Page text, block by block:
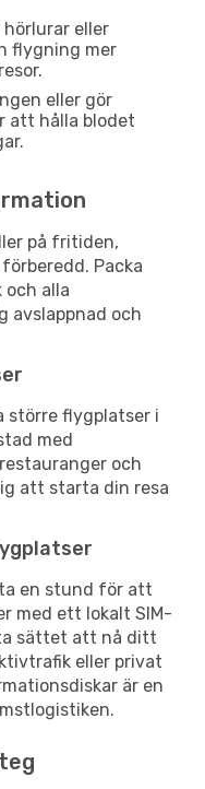
hörlurar eller
flygning mer
eller gör
att hålla blodet
på fritiden,
Packa
och alla
avslappnad och
större flygplatser i
med
och
att starta din resa
ta en stund för att
med ett lokalt SIM-
sättet att nå ditt
eller privat
är en